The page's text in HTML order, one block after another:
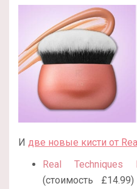
И две новые кисти от
Real
(стоимость